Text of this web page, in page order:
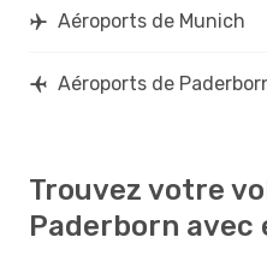
Aéroports de Munich
Aéroports de
Trouvez votre
Paderborn avec